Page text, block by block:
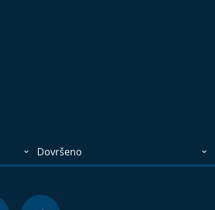
Dovršeno